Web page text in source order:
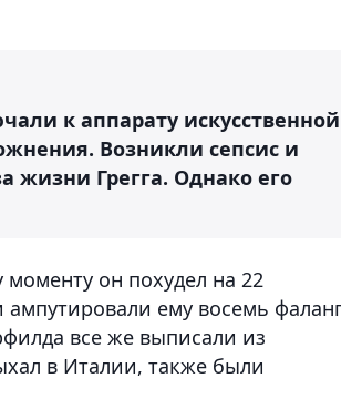
к аппарату искусственной
Возникли сепсис и
жизни Грегга. Однако его
он похудел на 22
ему восемь
все же выписали из
в Италии, также были